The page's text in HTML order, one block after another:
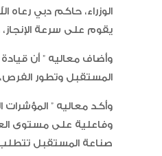
الوزراء، حاكم دبي
يقوم على سرعة الإنجاز،
وأضاف معاليه ” أن
المستقبل وتطور الفرص،
وأكد معاليه ”
وفاعلية على مستوى
صناعة المستقبل تتطلب